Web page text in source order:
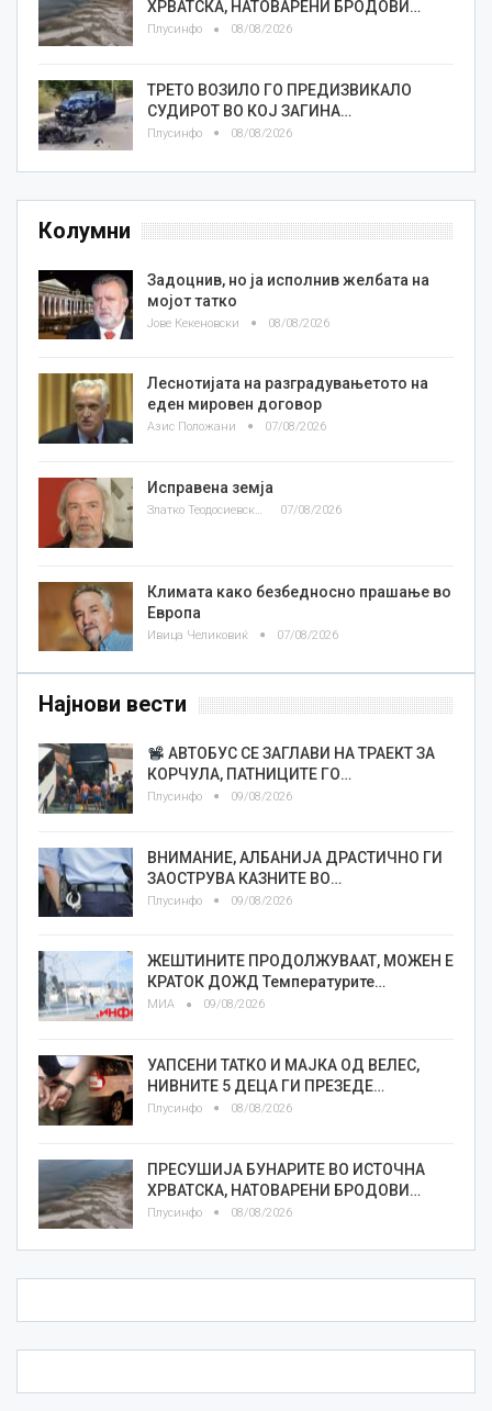
ХРВАТСКА, НАТОВАРЕНИ БРОДОВИ…
Плусинфо 08/08/2026
ТРЕТО ВОЗИЛО ГО ПРЕДИЗВИКАЛО
СУДИРОТ ВО КОЈ ЗАГИНА…
Плусинфо 08/08/2026
Колумни
Задоцнив, но ја исполнив желбата на
мојот татко
Јове Кекеновски 08/08/2026
Леснотијата на разградувањетото на
еден мировен договор
Азис Положани 07/08/2026
Исправена земја
Златко Теодосиевски 07/08/2026
Климата како безбедносно прашање во
Европа
Ивица Челиковиќ 07/08/2026
Најнови вести
АВТОБУС СЕ ЗАГЛАВИ НА ТРАЕКТ ЗА
КОРЧУЛА, ПАТНИЦИТЕ ГО…
Плусинфо 09/08/2026
ВНИМАНИЕ, АЛБАНИЈА ДРАСТИЧНО ГИ
ЗАОСТРУВА КАЗНИТЕ ВО…
Плусинфо 09/08/2026
ЖЕШТИНИТЕ ПРОДОЛЖУВААТ, МОЖЕН Е
КРАТОК ДОЖД Температурите…
МИА 09/08/2026
УАПСЕНИ ТАТКО И МАЈКА ОД ВЕЛЕС,
НИВНИТЕ 5 ДЕЦА ГИ ПРЕЗЕДЕ…
Плусинфо 08/08/2026
ПРЕСУШИЈА БУНАРИТЕ ВО ИСТОЧНА
ХРВАТСКА, НАТОВАРЕНИ БРОДОВИ…
Плусинфо 08/08/2026